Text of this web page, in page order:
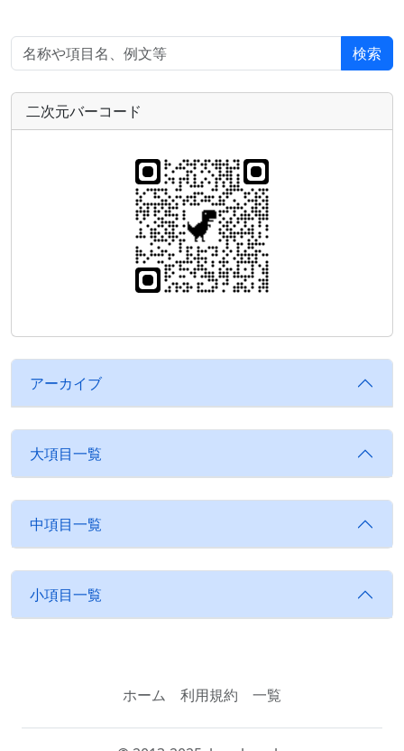
検索
二次元バーコード
アーカイブ
大項目一覧
中項目一覧
小項目一覧
ホーム 利用規約 一覧